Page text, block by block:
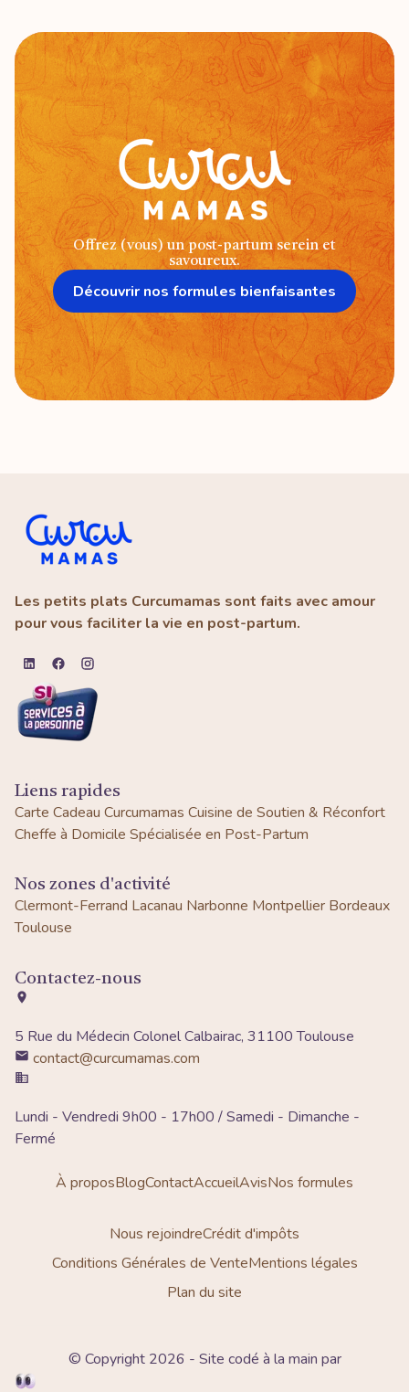
Offrez (vous) un post-partum serein et
savoureux.
Découvrir nos formules bienfaisantes
Les petits plats Curcumamas sont faits avec amour
pour vous faciliter la vie en post-partum.
Liens rapides
Carte Cadeau Curcumamas Cuisine de Soutien & Réconfort
Cheffe à Domicile Spécialisée en Post-Partum
Nos zones d'activité
Clermont-Ferrand Lacanau Narbonne Montpellier Bordeaux
Toulouse
Contactez-nous
5 Rue du Médecin Colonel Calbairac, 31100 Toulouse
contact@curcumamas.com
Lundi - Vendredi 9h00 - 17h00 / Samedi - Dimanche -
Fermé
À proposBlogContactAccueilAvisNos formules
Nous rejoindreCrédit d'impôts
Conditions Générales de VenteMentions légales
Plan du site
© Copyright 2026 - Site codé à la main par